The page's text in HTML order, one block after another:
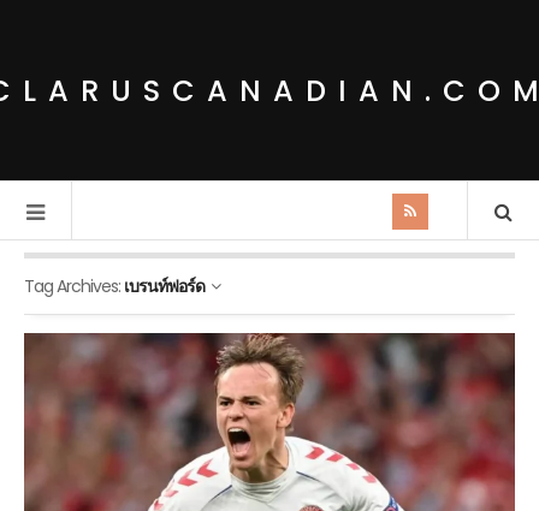
Tag Archives: เบรนท์ฟอร์ด